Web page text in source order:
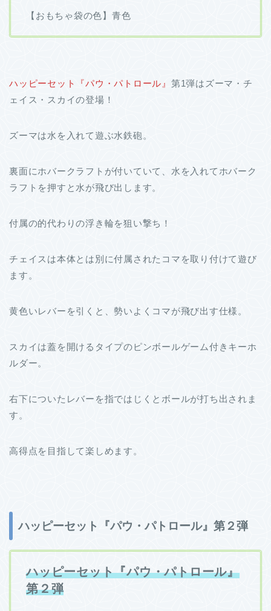
【おもちゃ袋の色】青色
ハッピーセット『パウ・パトロール』 第1弾はズーマ・チ
ェイス・スカイの登場！
ズーマは水を入れて遊ぶ水鉄砲。
裏面にホバークラフトが付いていて、水を入れてホバーク
ラフトを押すと水が飛び出します。
付属の的代わりの浮き輪を狙い撃ち！
チェイスは本体とは別に付属されたコマを取り付けて遊び
ます。
黄色いレバーを引くと、勢いよくコマが飛び出す仕様。
スカイは蓋を開けるタイプのピンボールゲーム付きキーホ
ルダー。
右下についたレバーを指ではじくとボールが打ち出されま
す。
高得点を目指して楽しめます。
ハッピーセット『パウ・パトロール』第２弾
ハッピーセット『パウ・パトロール』
第２弾